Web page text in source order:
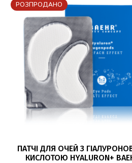
РОЗПРОДАНО
ЧИТАТИ ДАЛІ
ПАТЧІ ДЛЯ ОЧЕЙ З
КИСЛОТОЮ HYALURON+